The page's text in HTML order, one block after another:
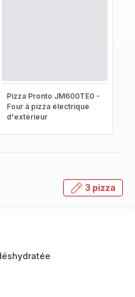
Pizza Pronto JM600TE0 -
Four à pizza électrique
d'extérieur
3 pizza